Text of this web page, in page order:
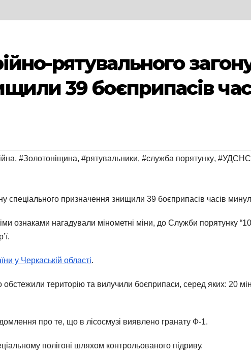
рятувального
39 боєприпасів
, #Золотоніщина, #рятувальники, #служба порятунку, #УДСНС
спеціального призначення знищили 39 боєприпасів часів
ознаками нагадували мінометні міни, до Служби порятунку
у Черкаській області.
обстежили територію та вилучили боєприпаси, серед яких: 20
про те, що в лісосмузі виявлено гранату Ф-1.
полігоні шляхом контрольованого підриву.